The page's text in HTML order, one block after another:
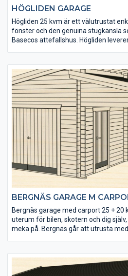
HÖGLIDEN GARAGE
Högliden 25 kvm är ett välutrustat
fönster och den genuina stugkänsla
Basecos attefallshus. Högliden
BERGNÄS GARAGE M
Bergnäs garage med carport 25 +
uterum för bilen, skotern och dig
meka på. Bergnäs går att utrusta